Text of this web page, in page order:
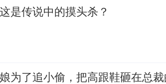
是传说中的摸头杀？
为了追小偷，把高跟鞋砸在总